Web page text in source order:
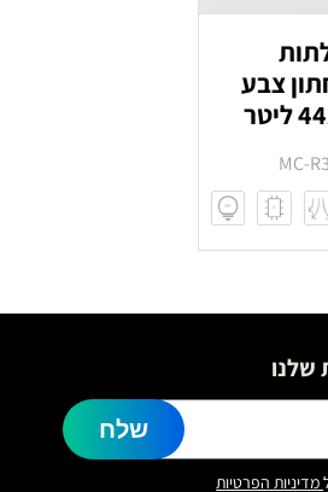
דלתות
צבע
MC-
שלנו
מדיניות הפרטיות
שלח